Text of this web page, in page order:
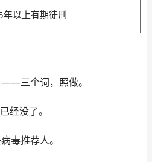
年以上有期徒刑
——三个词，照做。
没了。
毒推荐人。